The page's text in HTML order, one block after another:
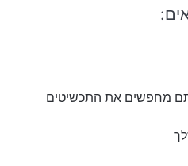
מחפשים את התכשיטים